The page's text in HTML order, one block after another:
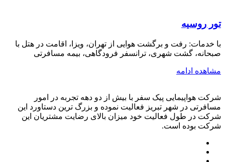
تور روسیه
با خدمات: رفت و برگشت هوایی از تهران، ویزا، اقامت در هتل با
صبحانه، گشت شهری، ترانسفر فرودگاهی، بیمه مسافرتی
مشاهده ادامه
شرکت هواپیمایی پیک سفر با بیش از دو دهه تجربه در امور
مسافرتی در شهر تبریز فعالیت نموده و بزرگ ترین دستاورد این
شرکت در طول فعالیت خود میزان بالای رضایت مشتریان این
شرکت بوده است.